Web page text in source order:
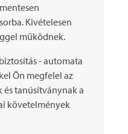
Kivételesen
működnek.
- automata
Ön megfelel az
és tanúsítványnak a
követelmények